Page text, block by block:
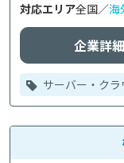
対応エリア全国／海
企業詳細
サーバー・クラ